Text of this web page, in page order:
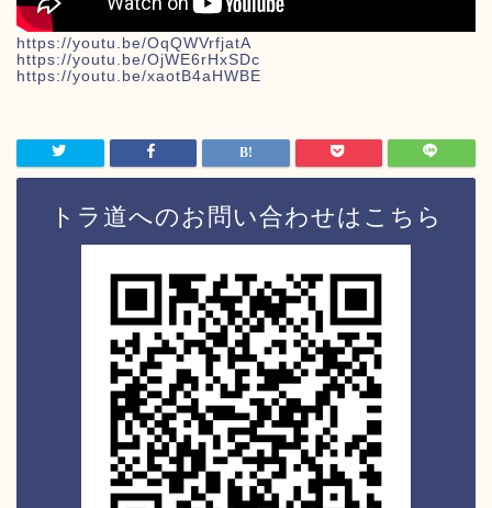
https://youtu.be/OqQWVrfjatA
https://youtu.be/OjWE6rHxSDc
https://youtu.be/xaotB4aHWBE
トラ道へのお問い合わせはこちら